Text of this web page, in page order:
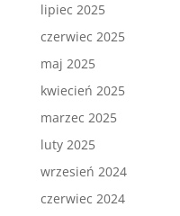
lipiec 2025
czerwiec 2025
maj 2025
kwiecień 2025
marzec 2025
luty 2025
wrzesień 2024
czerwiec 2024